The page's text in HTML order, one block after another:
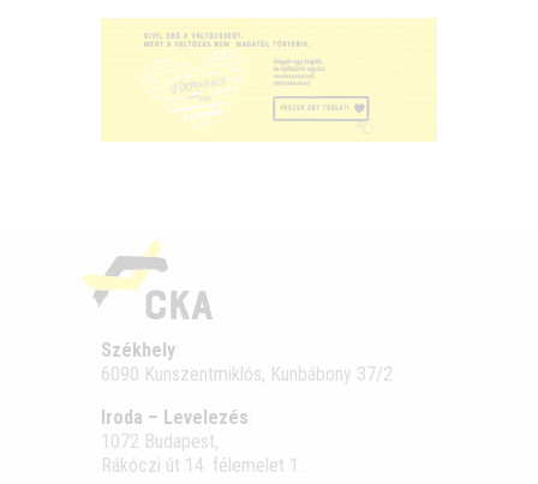
Székhely:
6090 Kunszentmiklós, Kunbábony 37/2
Iroda – Levelezés:
1072 Budapest,
Rákóczi út 14. félemelet 1.